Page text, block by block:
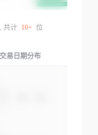
共计 10+ 位
交易日期分布